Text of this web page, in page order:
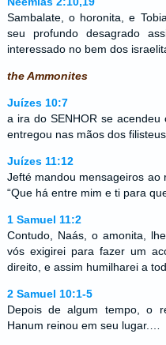
Sambalate, o horonita, e
seu profundo desagrado
interessado no bem dos
the Ammonites
Juízes 10:7
a ira do SENHOR se
entregou nas mãos dos
Juízes 11:12
Jefté mandou mensageiros
“Que há entre mim e ti para
1 Samuel 11:2
Contudo, Naás, o amonita,
vós exigirei para fazer um
direito, e assim humilharei a
2 Samuel 10:1-5
Depois de algum tempo, o
Hanum reinou em seu lugar.…